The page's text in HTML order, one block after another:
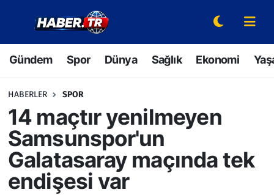
Gündem Spor Dünya Sağlık Ekonomi
HABERLER SPOR
14 maçtır yenilmeyen
Samsunspor'un
Galatasaray maçında tek
endişesi var
Gündem
Spor
Sağlık
Ekonomi
Hava Durumu
Trafik Durumu
Süper Lig Puan Durumu ve Fikstür
Tüm Manşetler
Son Dakika Haberleri